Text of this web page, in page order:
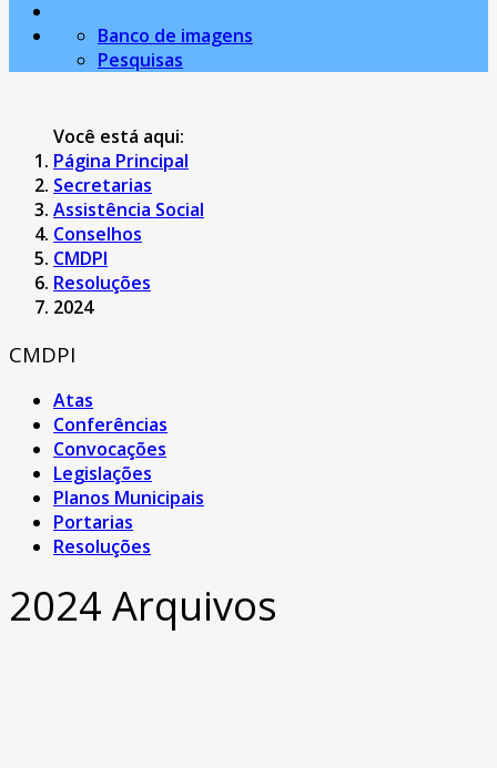
Banco de imagens
Pesquisas
Você está aqui:
Página Principal
Secretarias
Assistência Social
Conselhos
CMDPI
Resoluções
2024
CMDPI
Atas
Conferências
Convocações
Legislações
Planos Municipais
Portarias
Resoluções
2024 Arquivos